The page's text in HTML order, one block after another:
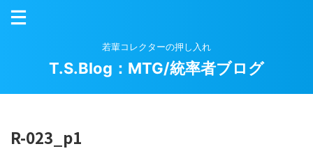
若輩コレクターの押し入れ
T.S.Blog：MTG/統率者ブログ
R-023_p1